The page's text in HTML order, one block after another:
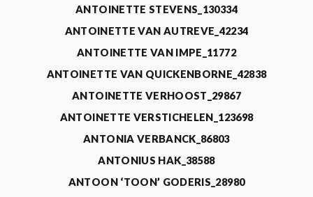
ANTOINETTE STEVENS_130334
ANTOINETTE VAN AUTREVE_42234
ANTOINETTE VAN IMPE_11772
ANTOINETTE VAN QUICKENBORNE_42838
ANTOINETTE VERHOOST_29867
ANTOINETTE VERSTICHELEN_123698
ANTONIA VERBANCK_86803
ANTONIUS HAK_38588
ANTOON ‘TOON’ GODERIS_28980